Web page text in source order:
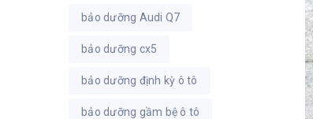
bảo dưỡng Audi Q7
bảo dưỡng cx5
bảo dưỡng định kỳ ô tô
bảo dưỡng gầm bệ ô tô